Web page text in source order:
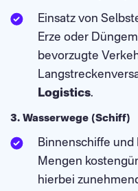
Einsatz von
Erze oder
bevorzugte
Logistics.
3. Wasserwege (Schiff)
Binnenschiffe
Mengen
hierbei